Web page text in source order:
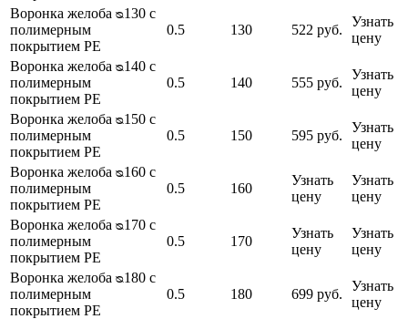
Воронка желоба ᴓ130 с
полимерным
покрытием PE
0.5 130 522 руб.
Узнать
цену
Воронка желоба ᴓ140 с
полимерным
покрытием PE
0.5 140 555 руб.
Узнать
цену
Воронка желоба ᴓ150 с
полимерным
покрытием PE
0.5 150 595 руб.
Узнать
цену
Воронка желоба ᴓ160 с
полимерным
покрытием PE
0.5 160
Узнать
цену
Узнать
цену
Воронка желоба ᴓ170 с
полимерным
покрытием PE
0.5 170
Узнать
цену
Узнать
цену
Воронка желоба ᴓ180 с
полимерным
покрытием PE
0.5 180 699 руб.
Узнать
цену